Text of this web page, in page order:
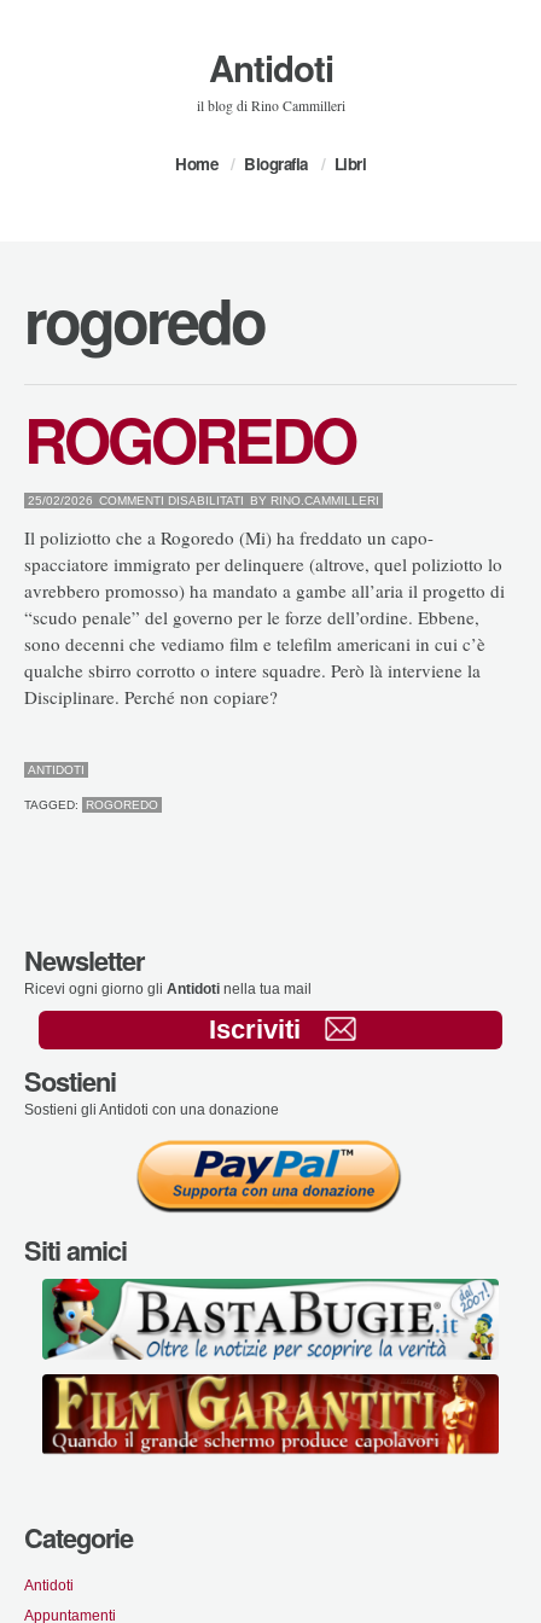
Antidoti
il blog di Rino Cammilleri
Home Biografia Libri
rogoredo
ROGOREDO
25/02/2026 COMMENTI DISABILITATI SU
BY RINO.CAMMILLERI
Il poliziotto che a Rogoredo (Mi) ha freddato un capo-
spacciatore immigrato per delinquere (altrove, quel poliziotto lo
avrebbero promosso) ha mandato a gambe all’aria il progetto di
“scudo penale” del governo per le forze dell’ordine. Ebbene,
sono decenni che vediamo film e telefilm americani in cui c’è
qualche sbirro corrotto o intere squadre. Però là interviene la
Disciplinare. Perché non copiare?
ANTIDOTI
TAGGED: ROGOREDO
Newsletter
Ricevi ogni giorno gli Antidoti nella tua mail
Iscriviti
Sostieni
Sostieni gli Antidoti con una donazione
Siti amici
Categorie
Antidoti
Appuntamenti